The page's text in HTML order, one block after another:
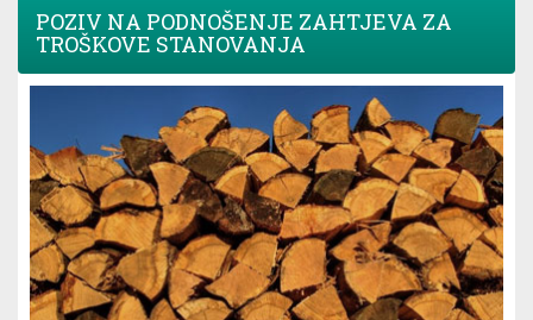
POZIV NA PODNOŠENJE ZAHTJEVA ZA
TROŠKOVE STANOVANJA